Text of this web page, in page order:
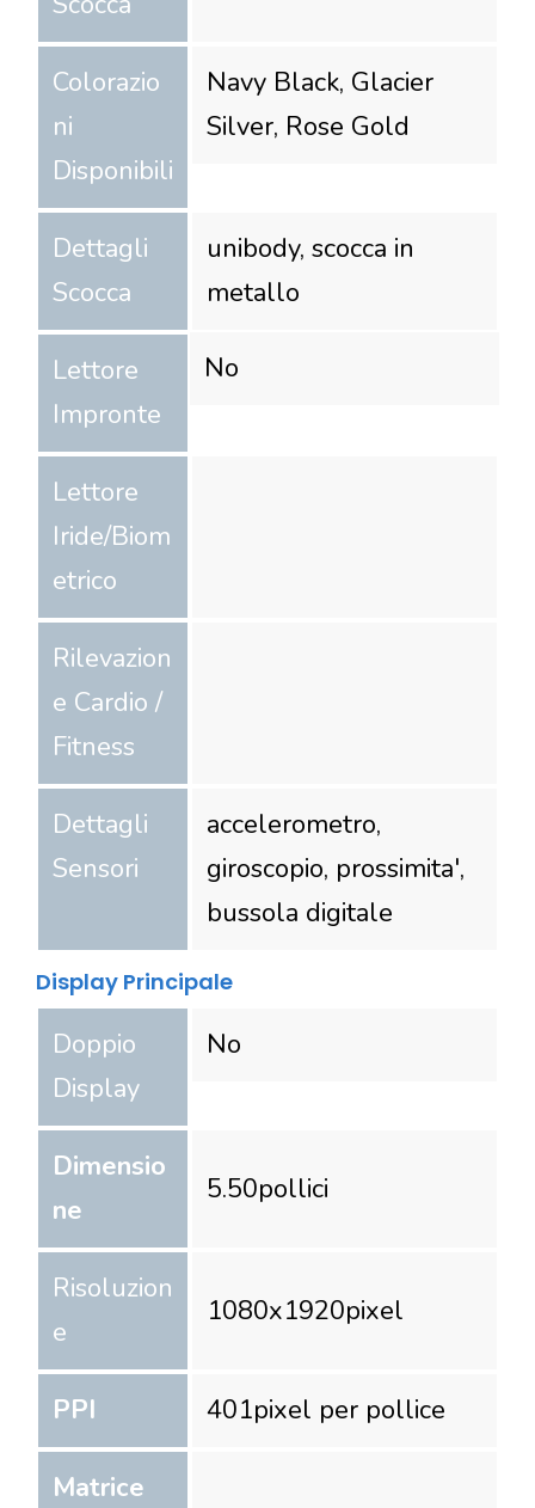
Colorazio
ni
Disponibili
Navy Black, Glacier
Silver, Rose Gold
Dettagli
Scocca
unibody, scocca in
metallo
Lettore
Impronte
No
Lettore
Iride/Biom
etrico
Rilevazion
e Cardio /
Fitness
Dettagli
Sensori
accelerometro,
giroscopio, prossimita',
bussola digitale
Display Principale
Doppio
Display
No
Dimensio
ne
5.50pollici
Risoluzion
e
1080x1920pixel
PPI 401pixel per pollice
Matrice